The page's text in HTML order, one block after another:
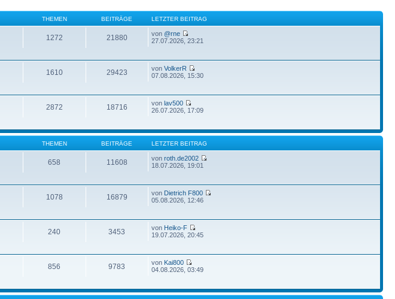
THEMEN BEITRÄGE LETZTER BEITRAG
1272 21880 von @rne
27.07.2026, 23:21
1610 29423 vonVolkerR
07.08.2026, 15:30
2872 18716 vonlav500
26.07.2026, 17:09
THEMEN BEITRÄGE LETZTER BEITRAG
658 11608 vonroth.de2002
18.07.2026, 19:01
1078 16879 von Dietrich F800
05.08.2026, 12:46
240 3453 von Heiko-F
19.07.2026, 20:45
856 9783 von Kai800
04.08.2026, 03:49